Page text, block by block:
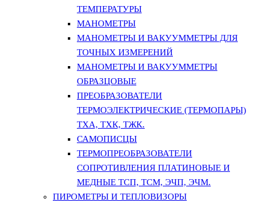
ТЕМПЕРАТУРЫ
МАНОМЕТРЫ
МАНОМЕТРЫ И ВАКУУММЕТРЫ ДЛЯ
ТОЧНЫХ ИЗМЕРЕНИЙ
МАНОМЕТРЫ И ВАКУУММЕТРЫ
ОБРАЗЦОВЫЕ
ПРЕОБРАЗОВАТЕЛИ
ТЕРМОЭЛЕКТРИЧЕСКИЕ (ТЕРМОПАРЫ)
ТХА, ТХК, ТЖК.
САМОПИСЦЫ
ТЕРМОПРЕОБРАЗОВАТЕЛИ
СОПРОТИВЛЕНИЯ ПЛАТИНОВЫЕ И
МЕДНЫЕ ТСП, ТСМ, ЭЧП, ЭЧМ.
ПИРОМЕТРЫ И ТЕПЛОВИЗОРЫ